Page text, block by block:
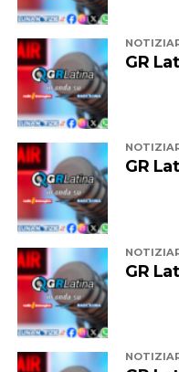
“Ringrazio gli operatori
assessore
permesso di
irregolare. Ho
dei cittadini, che
GR
GR
GR